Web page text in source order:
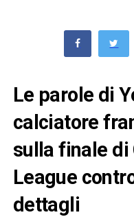
Le parole di
calciatore
sulla finale di
League
dettagli